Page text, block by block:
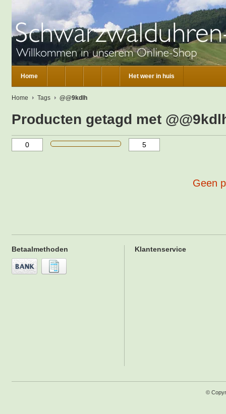
Home Het weer in huis
Home Tags @@9kdlh
Producten getagd met
Geen
Betaalmethoden Klantenservice
©